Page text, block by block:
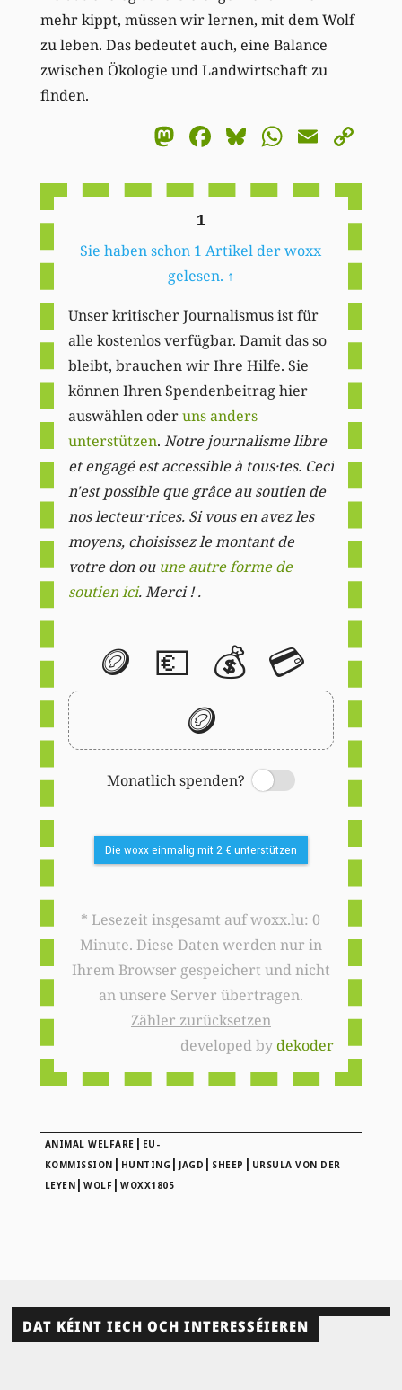
mehr kippt, müssen wir lernen, mit dem Wolf
zu leben. Das bedeutet auch, eine Balance
zwischen Ökologie und Landwirtschaft zu
finden.
Mastodon
Facebook
BlueskyEmail
1
Sie haben schon 1 Artikel der woxx
gelesen. ↑
Unser kritischer Journalismus ist für
alle kostenlos verfügbar. Damit das so
bleibt, brauchen wir Ihre Hilfe. Sie
können Ihren Spendenbeitrag hier
auswählen oderuns anders
unterstützen. Notre journalisme libre
et engagé est accessible à tous·tes. Ceci
n'est possible que grâce au soutien de
nos lecteur·rices. Si vous en avez les
moyens, choisissez le montant de
votre don ou une autre forme de
soutien ici. Merci ! .
🪙 💶 💰 💳
🪙
Monatlich spenden?
Switch
Die woxx einmalig mit 2 € unterstützen
* Lesezeit insgesamt auf woxx.lu: 0
Minute. Diese Daten werden nur in
Ihrem Browser gespeichert und nicht
an unsere Server übertragen.
Zähler zurücksetzen
developed bydekoder
ANIMAL WELFARE | EU-
KOMMISSION | HUNTING | JAGD | SHEEP | URSULA VON DER
LEYEN |WOLF |WOXX1805
DAT KÉINT IECH OCH INTERESSÉIEREN